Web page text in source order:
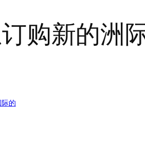
购新的洲
际的